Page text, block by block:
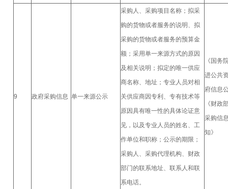
9 政府采购信息 单一来源公示
采购人、采购项目名称；拟采
购的货物或者服务的说明、拟
采购的货物或者服务的预算金
额；采用单一来源方式的原因
及相关说明；拟定的唯一供应
商名称、地址；专业人员对相
关供应商因专利、专有技术等
原因具有唯一性的具体论证意
见，以及专业人员的姓名、工
作单位和职称；公示的期限；
采购人、采购代理机构、财政
部门的联系地址、联系人和联
系电话。
《国务
进公共
府信息
《财政
采购信
知》